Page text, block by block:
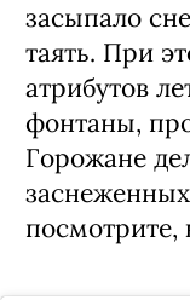
засыпало
таять. При
атрибутов
фонтаны,
Горожане
посмотрите,